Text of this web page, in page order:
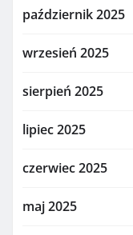
październik 2025
wrzesień 2025
sierpień 2025
lipiec 2025
czerwiec 2025
maj 2025